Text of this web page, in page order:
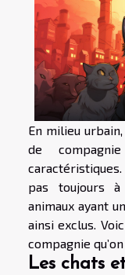
En milieu
de
pas toujours
animaux ayant
ainsi exclus.
compagnie
Les chats